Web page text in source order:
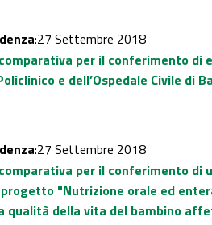
:27 Settembre 2018
per il conferimento di
e dell’Ospedale Civile di
:27 Settembre 2018
per il conferimento di
"Nutrizione orale ed
qualità della vita del bambino